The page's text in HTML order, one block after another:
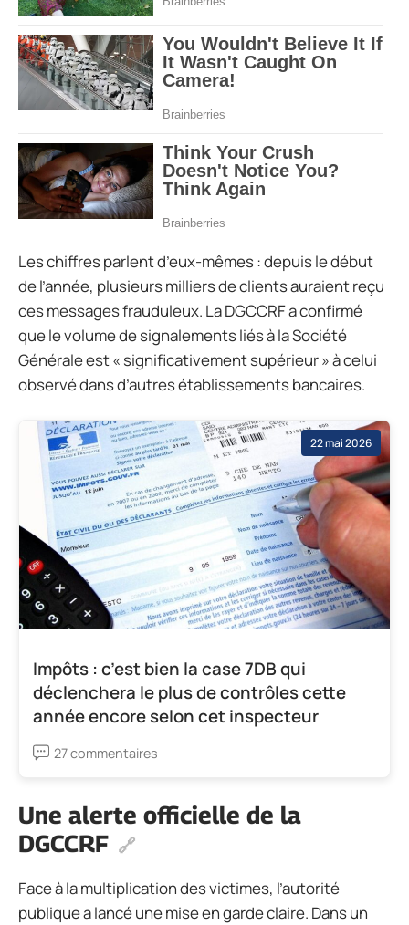
Les chiffres parlent d’eux-mêmes : depuis le début
de l’année, plusieurs milliers de clients auraient reçu
ces messages frauduleux. La DGCCRF a confirmé
que le volume de signalements liés à la Société
Générale est « significativement supérieur » à celui
observé dans d’autres établissements bancaires.
22 mai 2026
Impôts : c’est bien la case 7DB qui
déclenchera le plus de contrôles cette
année encore selon cet inspecteur
27 commentaires
Une alerte officielle de la
DGCCRF
Face à la multiplication des victimes, l’autorité
publique a lancé une mise en garde claire. Dans un